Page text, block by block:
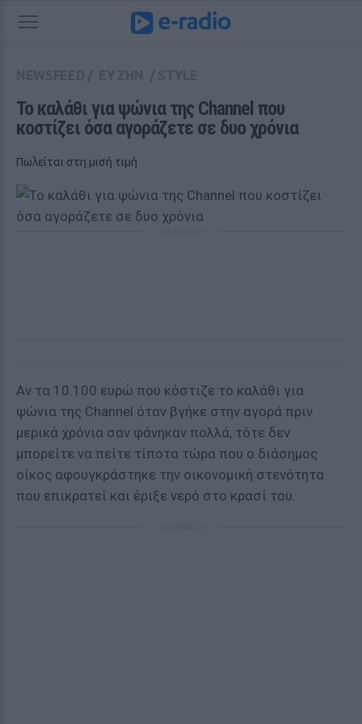
Το καλάθι για ψώνια της Channel που
κοστίζει όσα αγοράζετε σε δυο χρόνια
Πωλείται στη μισή τιμή
Αν τα 10.100 ευρώ που κόστιζε το καλάθι για
ψώνια της Channel όταν βγήκε στην αγορά πριν
μερικά χρόνια σαν φάνηκαν πολλά, τότε δεν
μπορείτε να πείτε τίποτα τώρα που ο διάσημος
οίκος αφουγκράστηκε την οικονομική στενότητα
που επικρατεί και έριξε νερό στο κρασί του.